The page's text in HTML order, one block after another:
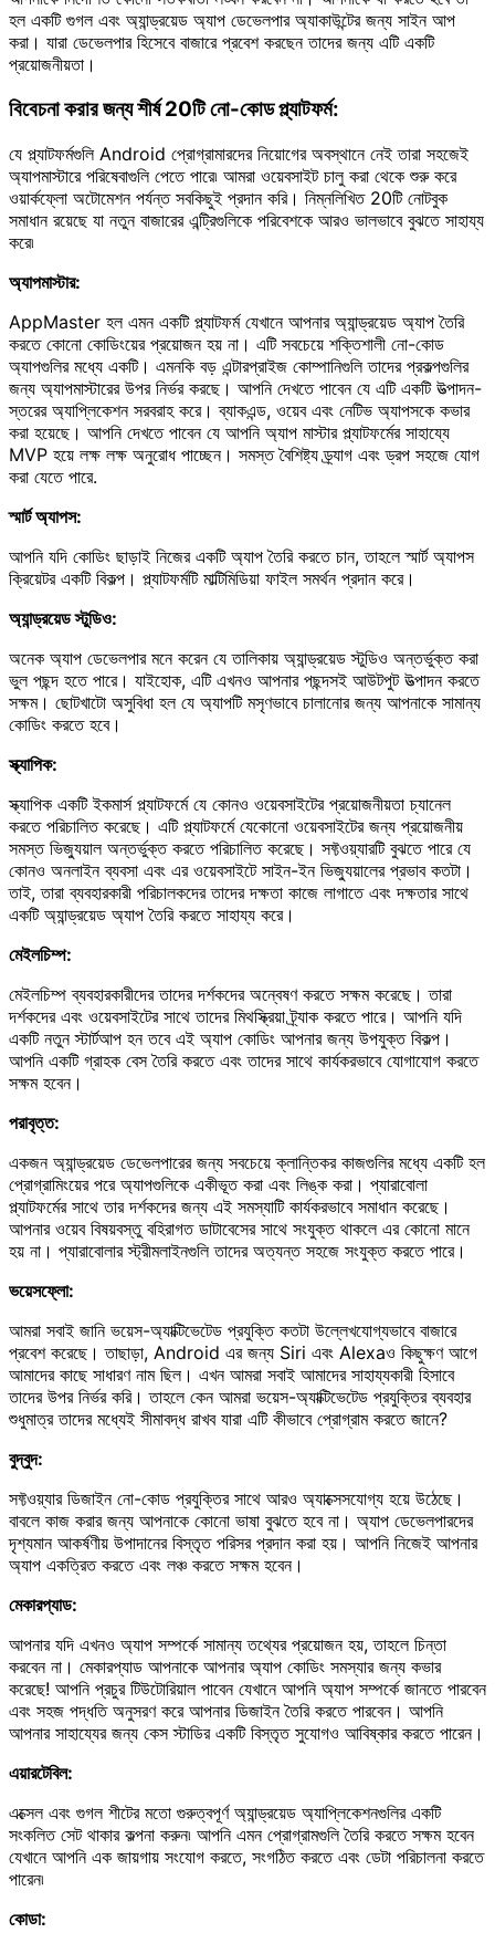
হল একটি গুগল এবং অ্যান্ড্রয়েড অ্যাপ ডেভেলপার অ্যাকাউন্টের জন্য সাইন আপ
করা। যারা ডেভেলপার হিসেবে বাজারে প্রবেশ করছেন তাদের জন্য এটি একটি
প্রয়োজনীয়তা।
বিবেচনা করার জন্য শীর্ষ 20টি নো-কোড প্ল্যাটফর্ম:
যে প্ল্যাটফর্মগুলি Android প্রোগ্রামারদের নিয়োগের অবস্থানে নেই তারা সহজেই
অ্যাপমাস্টারে পরিষেবাগুলি পেতে পারে৷ আমরা ওয়েবসাইট চালু করা থেকে শুরু করে
ওয়ার্কফ্লো অটোমেশন পর্যন্ত সবকিছুই প্রদান করি। নিম্নলিখিত 20টি নোটবুক
সমাধান রয়েছে যা নতুন বাজারের এন্ট্রিগুলিকে পরিবেশকে আরও ভালভাবে বুঝতে সাহায্য
করে৷
অ্যাপমাস্টার:
AppMaster হল এমন একটি প্ল্যাটফর্ম যেখানে আপনার অ্যান্ড্রয়েড অ্যাপ তৈরি
করতে কোনো কোডিংয়ের প্রয়োজন হয় না। এটি সবচেয়ে শক্তিশালী নো-কোড
অ্যাপগুলির মধ্যে একটি। এমনকি বড় এন্টারপ্রাইজ কোম্পানিগুলি তাদের প্রকল্পগুলির
জন্য অ্যাপমাস্টারের উপর নির্ভর করছে। আপনি দেখতে পাবেন যে এটি একটি উত্পাদন-
স্তরের অ্যাপ্লিকেশন সরবরাহ করে। ব্যাকএন্ড, ওয়েব এবং নেটিভ অ্যাপসকে কভার
করা হয়েছে। আপনি দেখতে পাবেন যে আপনি অ্যাপ মাস্টার প্ল্যাটফর্মের সাহায্যে
MVP হয়ে লক্ষ লক্ষ অনুরোধ পাচ্ছেন। সমস্ত বৈশিষ্ট্য ড্র্যাগ এবং ড্রপ সহজে যোগ
করা যেতে পারে.
স্মার্ট অ্যাপস:
আপনি যদি কোডিং ছাড়াই নিজের একটি অ্যাপ তৈরি করতে চান, তাহলে স্মার্ট অ্যাপস
ক্রিয়েটর একটি বিকল্প। প্ল্যাটফর্মটি মাল্টিমিডিয়া ফাইল সমর্থন প্রদান করে।
অ্যান্ড্রয়েড স্টুডিও:
অনেক অ্যাপ ডেভেলপার মনে করেন যে তালিকায় অ্যান্ড্রয়েড স্টুডিও অন্তর্ভুক্ত করা
ভুল পছন্দ হতে পারে। যাইহোক, এটি এখনও আপনার পছন্দসই আউটপুট উত্পাদন করতে
সক্ষম। ছোটখাটো অসুবিধা হল যে অ্যাপটি মসৃণভাবে চালানোর জন্য আপনাকে সামান্য
কোডিং করতে হবে।
স্ক্যাপিক:
স্ক্যাপিক একটি ইকমার্স প্ল্যাটফর্মে যে কোনও ওয়েবসাইটের প্রয়োজনীয়তা চ্যানেল
করতে পরিচালিত করেছে। এটি প্ল্যাটফর্মে যেকোনো ওয়েবসাইটের জন্য প্রয়োজনীয়
সমস্ত ভিজ্যুয়াল অন্তর্ভুক্ত করতে পরিচালিত করেছে। সফ্টওয়্যারটি বুঝতে পারে যে
কোনও অনলাইন ব্যবসা এবং এর ওয়েবসাইটে সাইন-ইন ভিজ্যুয়ালের প্রভাব কতটা।
তাই, তারা ব্যবহারকারী পরিচালকদের তাদের দক্ষতা কাজে লাগাতে এবং দক্ষতার সাথে
একটি অ্যান্ড্রয়েড অ্যাপ তৈরি করতে সাহায্য করে।
মেইলচিম্প:
মেইলচিম্প ব্যবহারকারীদের তাদের দর্শকদের অন্বেষণ করতে সক্ষম করেছে। তারা
দর্শকদের এবং ওয়েবসাইটের সাথে তাদের মিথস্ক্রিয়া ট্র্যাক করতে পারে। আপনি যদি
একটি নতুন স্টার্টআপ হন তবে এই অ্যাপ কোডিং আপনার জন্য উপযুক্ত বিকল্প।
আপনি একটি গ্রাহক বেস তৈরি করতে এবং তাদের সাথে কার্যকরভাবে যোগাযোগ করতে
সক্ষম হবেন।
পরাবৃত্ত:
একজন অ্যান্ড্রয়েড ডেভেলপারের জন্য সবচেয়ে ক্লান্তিকর কাজগুলির মধ্যে একটি হল
প্রোগ্রামিংয়ের পরে অ্যাপগুলিকে একীভূত করা এবং লিঙ্ক করা। প্যারাবোলা
প্ল্যাটফর্মের সাথে তার দর্শকদের জন্য এই সমস্যাটি কার্যকরভাবে সমাধান করেছে।
আপনার ওয়েব বিষয়বস্তু বহিরাগত ডাটাবেসের সাথে সংযুক্ত থাকলে এর কোনো মানে
হয় না। প্যারাবোলার স্ট্রীমলাইনগুলি তাদের অত্যন্ত সহজে সংযুক্ত করতে পারে।
ভয়েসফ্লো:
আমরা সবাই জানি ভয়েস-অ্যাক্টিভেটেড প্রযুক্তি কতটা উল্লেখযোগ্যভাবে বাজারে
প্রবেশ করেছে। তাছাড়া, Android এর জন্য Siri এবং Alexaও কিছুক্ষণ আগে
আমাদের কাছে সাধারণ নাম ছিল। এখন আমরা সবাই আমাদের সাহায্যকারী হিসাবে
তাদের উপর নির্ভর করি। তাহলে কেন আমরা ভয়েস-অ্যাক্টিভেটেড প্রযুক্তির ব্যবহার
শুধুমাত্র তাদের মধ্যেই সীমাবদ্ধ রাখব যারা এটি কীভাবে প্রোগ্রাম করতে জানে?
বুদ্বুদ:
সফ্টওয়্যার ডিজাইন নো-কোড প্রযুক্তির সাথে আরও অ্যাক্সেসযোগ্য হয়ে উঠেছে।
বাবলে কাজ করার জন্য আপনাকে কোনো ভাষা বুঝতে হবে না। অ্যাপ ডেভেলপারদের
দৃশ্যমান আকর্ষণীয় উপাদানের বিস্তৃত পরিসর প্রদান করা হয়। আপনি নিজেই আপনার
অ্যাপ একত্রিত করতে এবং লঞ্চ করতে সক্ষম হবেন।
মেকারপ্যাড:
আপনার যদি এখনও অ্যাপ সম্পর্কে সামান্য তথ্যের প্রয়োজন হয়, তাহলে চিন্তা
করবেন না। মেকারপ্যাড আপনাকে আপনার অ্যাপ কোডিং সমস্যার জন্য কভার
করেছে! আপনি প্রচুর টিউটোরিয়াল পাবেন যেখানে আপনি অ্যাপ সম্পর্কে জানতে পারবেন
এবং সহজ পদ্ধতি অনুসরণ করে আপনার ডিজাইন তৈরি করতে পারবেন। আপনি
আপনার সাহায্যের জন্য কেস স্টাডির একটি বিস্তৃত সুযোগও আবিষ্কার করতে পারেন।
এয়ারটেবিল:
এক্সেল এবং গুগল শীটের মতো গুরুত্বপূর্ণ অ্যান্ড্রয়েড অ্যাপ্লিকেশনগুলির একটি
সংকলিত সেট থাকার কল্পনা করুন৷ আপনি এমন প্রোগ্রামগুলি তৈরি করতে সক্ষম হবেন
যেখানে আপনি এক জায়গায় সংযোগ করতে, সংগঠিত করতে এবং ডেটা পরিচালনা করতে
পারেন৷
কোডা: